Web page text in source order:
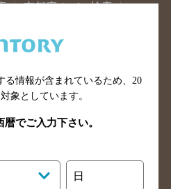
京都府のバー検索
和歌山県のバー検索
鳥取県のバー検索
徳島県のバー検索
福岡県のバー検索
佐賀県のバー検索
情報が含まれているため、 20
象としています。
でご入力下さい。
日